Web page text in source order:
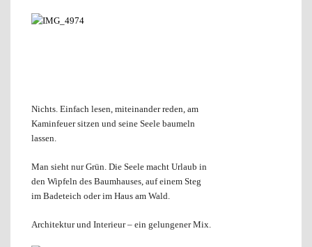
Nichts. Einfach lesen, miteinander reden, am
Kaminfeuer sitzen und seine Seele baumeln
lassen.
Man sieht nur Grün. Die Seele macht Urlaub in
den Wipfeln des Baumhauses, auf einem Steg
im Badeteich oder im Haus am Wald.
Architektur und Interieur – ein gelungener Mix.